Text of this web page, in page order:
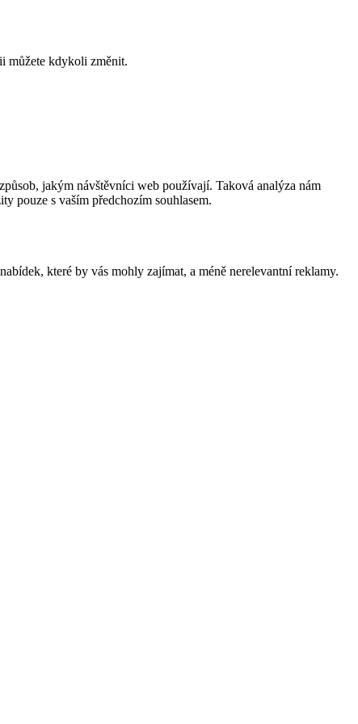
můžete kdykoli změnit.
jakým návštěvníci web používají. Taková analýza nám
pouze s vaším předchozím souhlasem.
které by vás mohly zajímat, a méně nerelevantní reklamy.